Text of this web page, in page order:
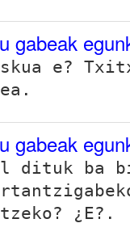
gabeak
e?
gabeak
al dituk ba
¿E?.